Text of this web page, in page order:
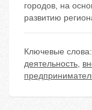
городов, на
развитию
Ключевые слова:
деятельность,